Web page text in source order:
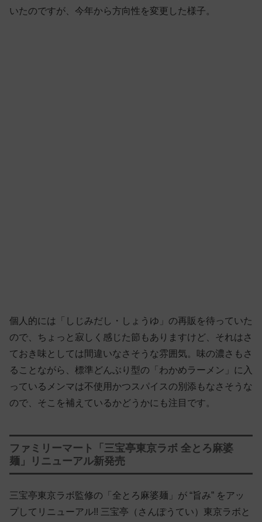
いたのですが、今年から方向性を変更した様子。
個人的には「しじみだし・しょうゆ」の再販を待っていた
ので、ちょっと寂しく感じた節もありますけど、それはさ
ておき味としては間違いなさそうな雰囲気。味の濃さもさ
ることながら、標準どんぶり型の「わかめラーメン」に入
っているメンマは不使用かつスパイスの別添もなさそうな
ので、そこを補えているかどうかにも注目です。
ファミリーマート「三宝亭東京ラボ 全とろ麻婆
麺」リニューアル新発売
三宝亭東京ラボ監修の「全とろ麻婆麺」が “旨み” をアッ
プしてリニューアル!! 三宝亭（さんぽうてい）東京ラボと